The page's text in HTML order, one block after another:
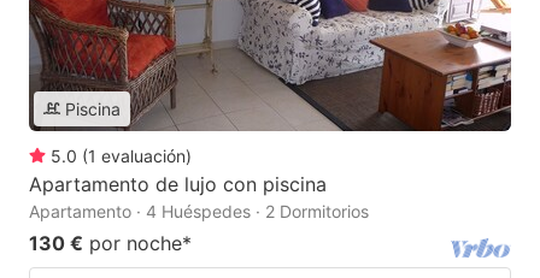
Piscina
5.0 (1 evaluación)
Apartamento de lujo con piscina
Apartamento · 4 Huéspedes · 2 Dormitorios
130 € por noche*